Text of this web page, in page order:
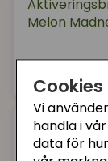
Cookies
Vi
handla i
data för
Melon